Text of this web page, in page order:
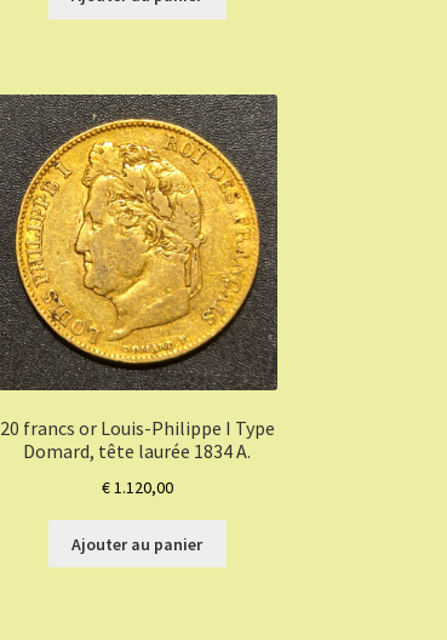
20 francs or Louis-Philippe I Type
Domard, tête laurée 1834 A.
€1.120,00
Ajouter au panier